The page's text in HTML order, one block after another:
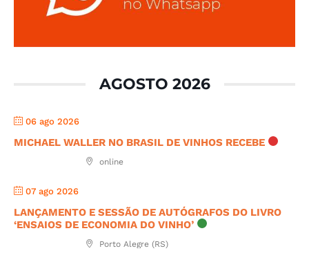
AGOSTO 2026
06 ago 2026
MICHAEL WALLER NO BRASIL DE VINHOS RECEBE
online
07 ago 2026
LANÇAMENTO E SESSÃO DE AUTÓGRAFOS DO LIVRO
‘ENSAIOS DE ECONOMIA DO VINHO’
Porto Alegre (RS)